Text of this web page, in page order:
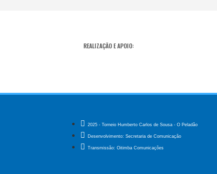
REALIZAÇÃO E APOIO:
2025 - Torneio Humberto Carlos de Sousa - O Peladão
Desenvolvimento: Secretaria de Comunicação
Transmissão: Oitimba Comunicações